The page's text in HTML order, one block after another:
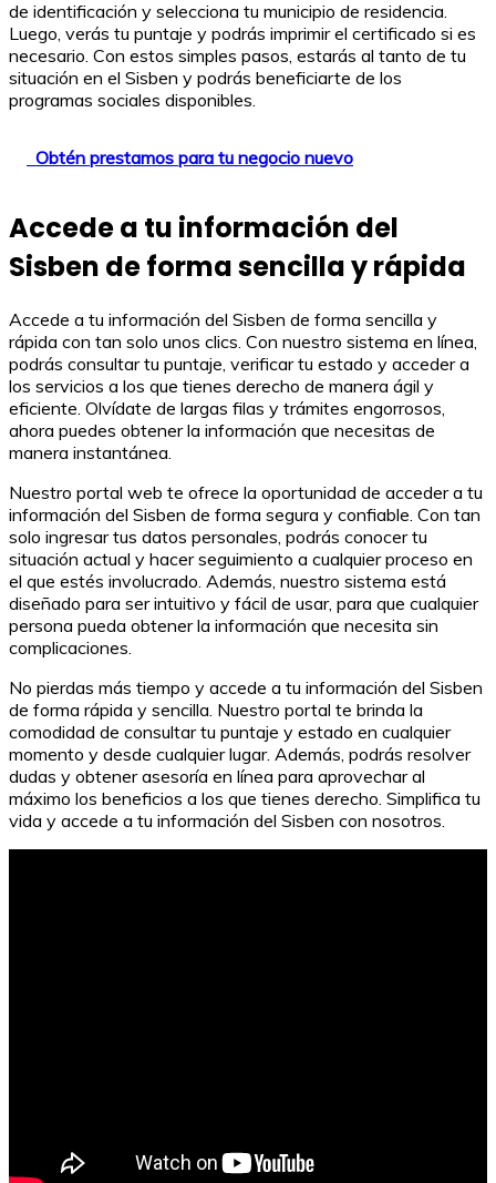
de identificación y selecciona tu municipio de residencia.
Luego, verás tu puntaje y podrás imprimir el certificado si es
necesario. Con estos simples pasos, estarás al tanto de tu
situación en el Sisben y podrás beneficiarte de los
programas sociales disponibles.
Obtén prestamos para tu negocio nuevo
Accede a tu información del
Sisben de forma sencilla y rápida
Accede a tu información del Sisben de forma sencilla y
rápida con tan solo unos clics. Con nuestro sistema en línea,
podrás consultar tu puntaje, verificar tu estado y acceder a
los servicios a los que tienes derecho de manera ágil y
eficiente. Olvídate de largas filas y trámites engorrosos,
ahora puedes obtener la información que necesitas de
manera instantánea.
Nuestro portal web te ofrece la oportunidad de acceder a tu
información del Sisben de forma segura y confiable. Con tan
solo ingresar tus datos personales, podrás conocer tu
situación actual y hacer seguimiento a cualquier proceso en
el que estés involucrado. Además, nuestro sistema está
diseñado para ser intuitivo y fácil de usar, para que cualquier
persona pueda obtener la información que necesita sin
complicaciones.
No pierdas más tiempo y accede a tu información del Sisben
de forma rápida y sencilla. Nuestro portal te brinda la
comodidad de consultar tu puntaje y estado en cualquier
momento y desde cualquier lugar. Además, podrás resolver
dudas y obtener asesoría en línea para aprovechar al
máximo los beneficios a los que tienes derecho. Simplifica tu
vida y accede a tu información del Sisben con nosotros.